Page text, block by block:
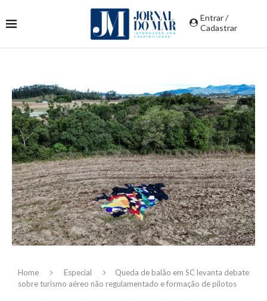
Entrar /
Cadastrar
Home Especial
Queda de balão em SC levanta debate
sobre turismo aéreo não regulamentado e formação de pilotos